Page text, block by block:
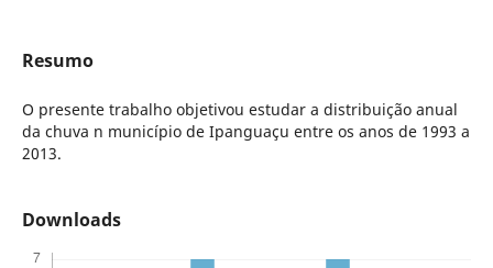
Resumo
O presente trabalho objetivou estudar a distribuição anual
da chuva n município de Ipanguaçu entre os anos de 1993 a
2013.
Downloads